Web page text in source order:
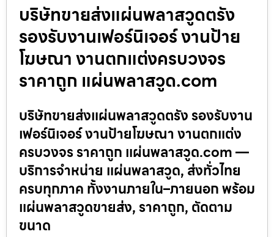
บริษัทขายส่งแผ่นพลาสวูดตรัง
รองรับงานเฟอร์นิเจอร์ งานป้าย
โฆษณา งานตกแต่งครบวงจร
ราคาถูก แผ่นพลาสวูด.com
บริษัทขายส่งแผ่นพลาสวูดตรัง รองรับงาน
เฟอร์นิเจอร์ งานป้ายโฆษณา งานตกแต่ง
ครบวงจร ราคาถูก แผ่นพลาสวูด.com —
บริการจำหน่าย แผ่นพลาสวูด, ส่งทั่วไทย
ครบทุกภาค ทั้งงานภายใน–ภายนอก พร้อม
แผ่นพลาสวูดขายส่ง, ราคาถูก, ตัดตาม
ขนาด